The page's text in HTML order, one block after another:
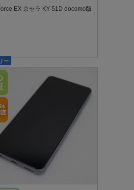
EX 京セラ KY-51D docomo版
ー